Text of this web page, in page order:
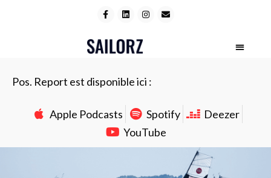
Pos. Report est disponible ici :
Apple Podcasts Spotify
Deezer
YouTube